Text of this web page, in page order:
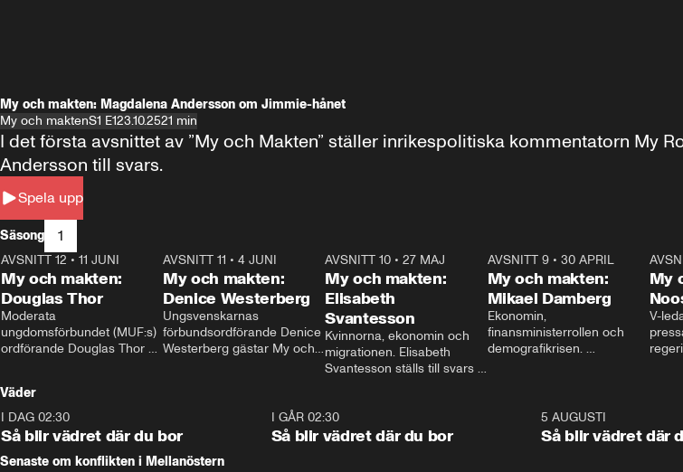
My och makten: Magdalena Andersson om Jimmie-hånet
My och maktenS1 E123.10.2521 min
Spela upp
I det första avsnittet av ”My och Makten” ställer inrikespolitiska kommentatorn My
Andersson till svars.
Säsong 1
26:27
AVSNITT 12 • 11 JUNI
My och makten:
Douglas Thor
Moderata
ungdomsförbundet (MUF:s)
ordförande Douglas Thor
tonårsutvisningarna och hur
Moderaterna ska locka
väljare till valet i höst.
23:40
AVSNITT 11 •4 JUNI
My och makten:
Denice Westerberg
Ungsvenskarnas
förbundsordförande Denice
Westerberg gästar My och
AVSNITT 10 •27 MAJ
My och makten:
Elisabeth
Svantesson
Kvinnorna, ekonomin och
migrationen. Elisabeth
Svantesson ställs till svars
AVSNITT 9• 30 APRIL
My och makten:
Mikael Damberg
Ekonomin,
finansministerrollen och
demografikrisen.
och Makten.
My
V-
– Vi
vara
Väder
I DAG 02:30
Så blir vädret där du bor
1:06
I GÅR 02:30
Så blir vädret där du bor
5 AUGUSTI
Så blir vädret där
Senaste om konflikten i Mellanöstern